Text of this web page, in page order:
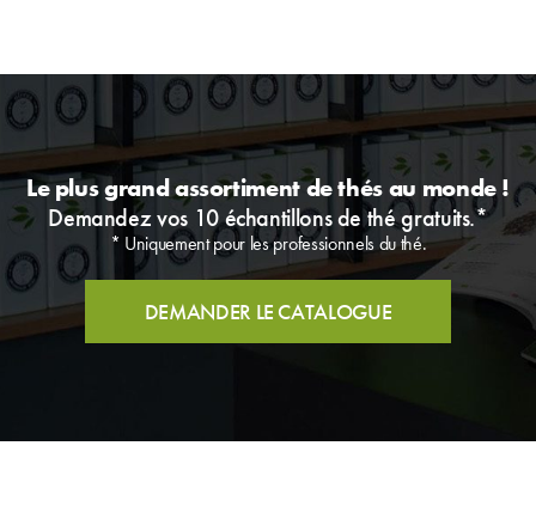
Le plus grand assortiment de thés au monde !
Demandez vos 10 échantillons de thé gratuits.*
* Uniquement pour les professionnels du thé.
DEMANDER LE CATALOGUE